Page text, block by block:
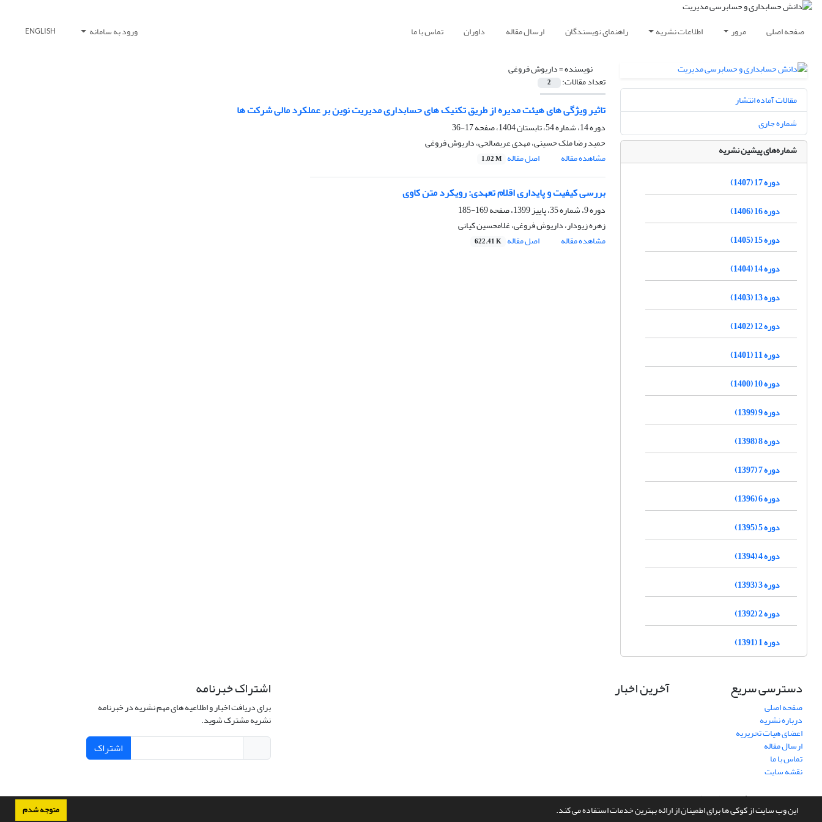
این وب سایت از کوکی ها برای اطمینان از ارائه بهترین خدمات استفاده می کند. متوجه شدم
صفحه اصلی مرور اطلاعات نشریه راهنمای نویسندگان ارسال مقاله داوران تماس با ما ورود به سامانه ENGLISH
نویسنده =داریوش فروغی
تعداد مقالات: 2
تاثیر ویژگی های هیئت مدیره از طریق تکنیک های حسابداری مدیریت نوین بر عملکرد مالی شرکت ها
دوره 14، شماره 54، تابستان 1404، صفحه
17-36
حمید رضا ملک حسینی، مهدی عربصالحی، داریوش فروغی
مشاهده مقاله
اصل مقاله 1.02 M
بررسی کیفیت و پایداری اقلام تعهدی: رویکرد متن کاوی
دوره 9، شماره 35، پاییز 1399، صفحه
169-185
زهره زیودار، داریوش فروغی، غلامحسین کیانی
مشاهده مقاله
اصل مقاله 622.41 K
مقالات آماده انتشار
شماره جاری
شماره‌های پیشین نشریه
دوره 17 (1407)
دوره 16 (1406)
دوره 15 (1405)
دوره 14 (1404)
دوره 13 (1403)
دوره 12 (1402)
دوره 11 (1401)
دوره 10 (1400)
دوره 9 (1399)
دوره 8 (1398)
دوره 7 (1397)
دوره 6 (1396)
دوره 5 (1395)
دوره 4 (1394)
دوره 3 (1393)
دوره 2 (1392)
دوره 1 (1391)
دسترسی سریع
صفحه اصلی
درباره نشریه
اعضای هیات تحریریه
ارسال مقاله
تماس با ما
نقشه سایت
آخرین اخبار اشتراک خبرنامه
برای دریافت اخبار و اطلاعیه های مهم نشریه در خبرنامه
نشریه مشترک شوید.
اشتراک
سامانه مدیریت نشریات علمی.طراحی و پیاده سازی ازسیناوب